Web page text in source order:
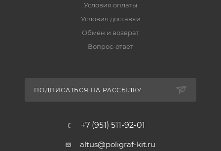
Условия оплаты
Условия доставки
Обмен и возврат
Вопрос-ответ
ПОДПИСАТЬСЯ НА РАССЫЛКУ
+7 (951) 511-92-01
altus@poligraf-kit.ru